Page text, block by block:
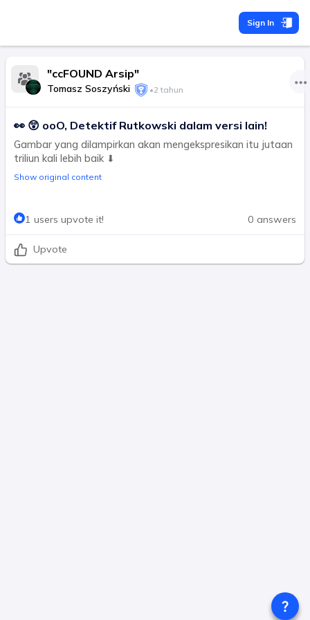
Sign In
"ccFOUND Arsip"
Tomasz Soszyński •2 tahun
👀 😲 ooO, Detektif Rutkowski dalam versi lain!
Gambar yang dilampirkan akan mengekspresikan itu jutaan
triliun kali lebih baik ⬇
Show original content
1 users upvote it! 0 answers
Upvote